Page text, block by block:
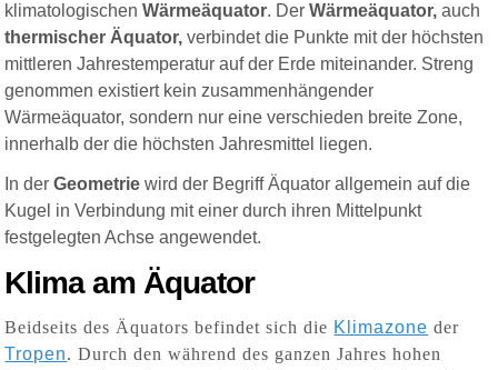
klimatologischenWärmeäquator. DerWärmeäquator, auch
thermischer Äquator, verbindet die Punkte mit der höchsten
mittleren Jahrestemperatur auf der Erde miteinander. Streng
genommen existiert kein zusammenhängender
Wärmeäquator, sondern nur eine verschieden breite Zone,
innerhalb der die höchsten Jahresmittel liegen.
In derGeometrie wird der Begriff Äquator allgemein auf die
Kugel in Verbindung mit einer durch ihren Mittelpunkt
festgelegten Achse angewendet.
Klima am Äquator
Beidseits des Äquators befindet sich die Klimazone der
Tropen. Durch den während des ganzen Jahres hohen